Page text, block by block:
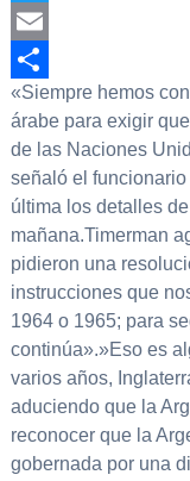
Twitter
Email
Compartir
«Siempre hemos
árabe para exigir
de las Naciones
señaló el
última los detalles
mañana.Timerman
pidieron una
instrucciones que
1964 o 1965; para
continúa».»Eso es
varios años,
aduciendo que la
reconocer que la
gobernada por una